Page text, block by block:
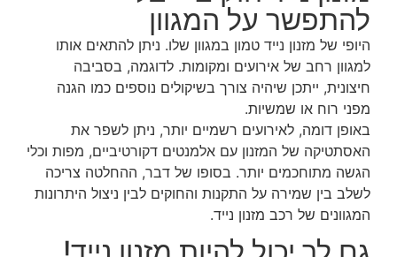
להתפשר על המגוון
היופי של מזנון נייד טמון במגוון שלו. ניתן להתאים אותו
למגוון רחב של אירועים ומקומות. לדוגמה, בסביבה
חיצונית, ייתכן שיהיה צורך בשיקולים נוספים כמו הגנה
מפני רוח או שמשיות.
באופן דומה, לאירועים רשמיים יותר, ניתן לשפר את
האסתטיקה של המזנון עם אלמנטים דקורטיביים, מפות וכלי
הגשה מתוחכמים יותר. בסופו של דבר, ההחלטה צריכה
לשלב בין שמירה על התקנות והחוקים לבין ניצול היתרונות
המגוונים של רכב מזנון נייד.